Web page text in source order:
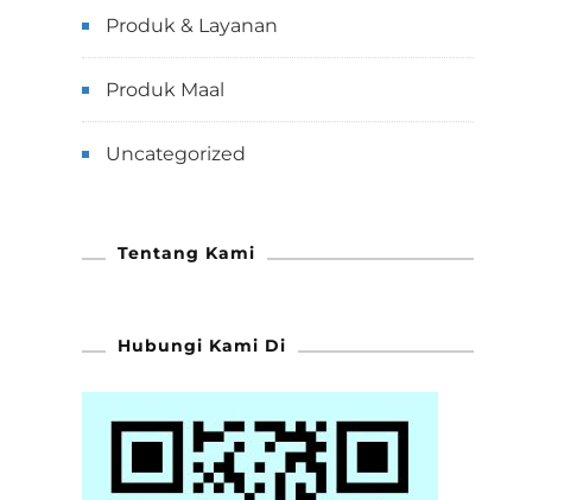
Produk & Layanan
Produk Maal
Uncategorized
Tentang Kami
Hubungi Kami Di